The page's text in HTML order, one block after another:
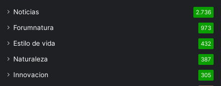
Noticias 2.736
Forumnatura 973
Estilo de vida 432
Naturaleza 387
Innovacion 305